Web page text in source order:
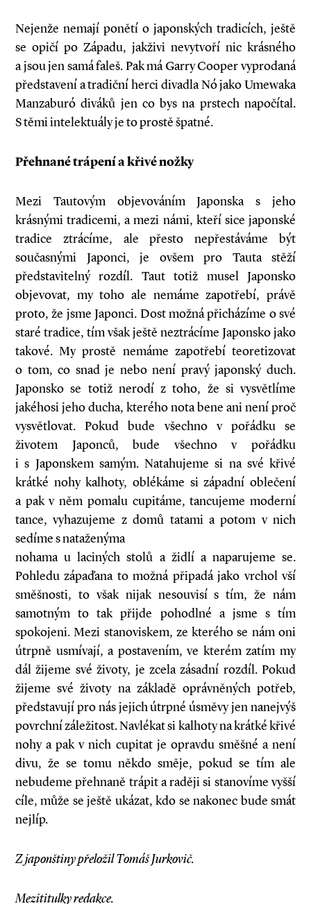
Nejenže nemají ponětí o japonských tradicích, ještě
se opičí po Západu, jakživi nevytvoří nic krásného
a jsou jen samá faleš. Pak má Garry Cooper vyprodaná
představení a tradiční herci divadla Nó jako Umewaka
Manzaburó diváků jen co bys na prstech napočítal.
S těmi intelektuály je to prostě špatné.
Přehnané trápení a křivé nožky
Mezi Tautovým objevováním Japonska s jeho
krásnými tradicemi, a mezi námi, kteří sice japonské
tradice ztrácíme, ale přesto nepřestáváme být
současnými Japonci, je ovšem pro Tauta stěží
představitelný rozdíl. Taut totiž musel Japonsko
objevovat, my toho ale nemáme zapotřebí, právě
proto, že jsme Japonci. Dost možná přicházíme o své
staré tradice, tím však ještě neztrácíme Japonsko jako
takové. My prostě nemáme zapotřebí teoretizovat
o tom, co snad je nebo není pravý japonský duch.
Japonsko se totiž nerodí z toho, že si vysvětlíme
jakéhosi jeho ducha, kterého nota bene ani není proč
vysvětlovat. Pokud bude všechno v pořádku se
životem Japonců, bude všechno v pořádku
i s Japonskem samým. Natahujeme si na své křivé
krátké nohy kalhoty, oblékáme si západní oblečení
a pak v něm pomalu cupitáme, tancujeme moderní
tance, vyhazujeme z domů tatami a potom v nich
sedíme s nataženýma
nohama u laciných stolů a židlí a naparujeme se.
Pohledu zápaďana to možná připadá jako vrchol vší
směšnosti, to však nijak nesouvisí s tím, že nám
samotným to tak přijde pohodlné a jsme s tím
spokojeni. Mezi stanoviskem, ze kterého se nám oni
útrpně usmívají, a postavením, ve kterém zatím my
dál žijeme své životy, je zcela zásadní rozdíl. Pokud
žijeme své životy na základě oprávněných potřeb,
představují pro nás jejich útrpné úsměvy jen nanejvýš
povrchní záležitost. Navlékat si kalhoty na krátké křivé
nohy a pak v nich cupitat je opravdu směšné a není
divu, že se tomu někdo směje, pokud se tím ale
nebudeme přehnaně trápit a raději si stanovíme vyšší
cíle, může se ještě ukázat, kdo se nakonec bude smát
nejlíp.
Z japonštiny přeložil Tomáš Jurkovič.
Mezititulky redakce.